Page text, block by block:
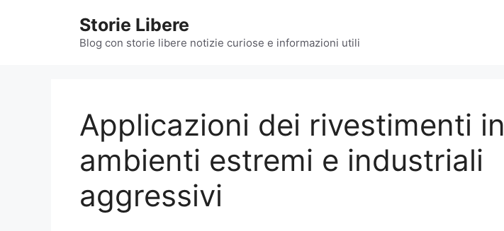
Storie Libere
Blog con storie libere notizie curiose e informazioni utili
Applicazioni dei rivestimenti in
ambienti estremi e industriali
aggressivi